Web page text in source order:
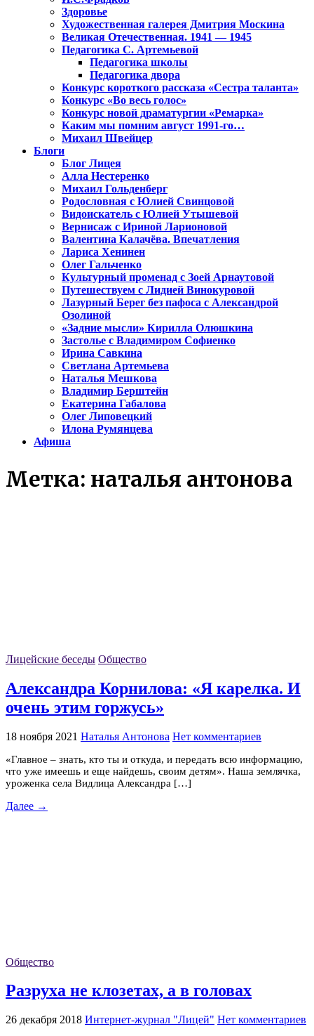
Здоровье
Художественная галерея Дмитрия Москина
Великая Отечественная. 1941 — 1945
Педагогика С. Артемьевой
Педагогика школы
Педагогика двора
Конкурс короткого рассказа «Сестра таланта»
Конкурс «Во весь голос»
Конкурс новой драматургии «Ремарка»
Каким мы помним август 1991-го…
Михаил Швейцер
Блоги
Блог Лицея
Алла Нестеренко
Михаил Гольденберг
Родословная с Юлией Свинцовой
Видоискатель с Юлией Утышевой
Вернисаж с Ириной Ларионовой
Валентина Калачёва. Впечатления
Лариса Хенинен
Олег Гальченко
Культурный променад с Зоей Арнаутовой
Путешествуем с Лидией Винокуровой
Лазурный Берег без пафоса с Александрой
Озолиной
«Задние мысли» Кирилла Олюшкина
Застолье с Владимиром Софиенко
Ирина Савкина
Светлана Артемьева
Наталья Мешкова
Владимир Берштейн
Екатерина Габалова
Олег Липовецкий
Илона Румянцева
Афиша
Метка: наталья антонова
Лицейские беседы Общество
Александра Корнилова: «Я карелка. И
очень этим горжусь»
18 ноября 2021 Наталья Антонова Нет комментариев
«Главное – знать, кто ты и откуда, и передать всю информацию,
что уже имеешь и еще найдешь, своим детям». Наша землячка,
уроженка села Видлица Александра […]
Далее →
Общество
Разруха не клозетах, а в головах
26 декабря 2018 Интернет-журнал "Лицей" Нет комментариев